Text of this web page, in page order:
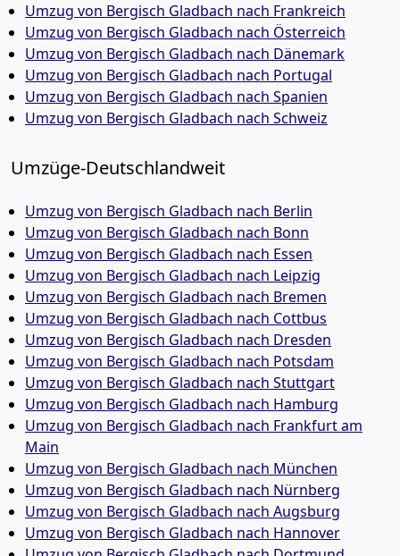
Umzug von Bergisch Gladbach nach Frankreich
Umzug von Bergisch Gladbach nach Österreich
Umzug von Bergisch Gladbach nach Dänemark
Umzug von Bergisch Gladbach nach Portugal
Umzug von Bergisch Gladbach nach Spanien
Umzug von Bergisch Gladbach nach Schweiz
Umzüge-Deutschlandweit
Umzug von Bergisch Gladbach nach Berlin
Umzug von Bergisch Gladbach nach Bonn
Umzug von Bergisch Gladbach nach Essen
Umzug von Bergisch Gladbach nach Leipzig
Umzug von Bergisch Gladbach nach Bremen
Umzug von Bergisch Gladbach nach Cottbus
Umzug von Bergisch Gladbach nach Dresden
Umzug von Bergisch Gladbach nach Potsdam
Umzug von Bergisch Gladbach nach Stuttgart
Umzug von Bergisch Gladbach nach Hamburg
Umzug von Bergisch Gladbach nach Frankfurt am
Main
Umzug von Bergisch Gladbach nach München
Umzug von Bergisch Gladbach nach Nürnberg
Umzug von Bergisch Gladbach nach Augsburg
Umzug von Bergisch Gladbach nach Hannover